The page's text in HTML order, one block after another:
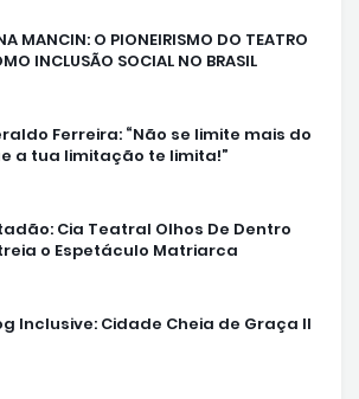
MANCIN: O PIONEIRISMO DO TEATRO
INCLUSÃO SOCIAL NO BRASIL
Ferreira: “Não se limite mais do
a tua limitação te limita!”
Cia Teatral Olhos De Dentro
o Espetáculo Matriarca
Inclusive: Cidade Cheia de Graça II